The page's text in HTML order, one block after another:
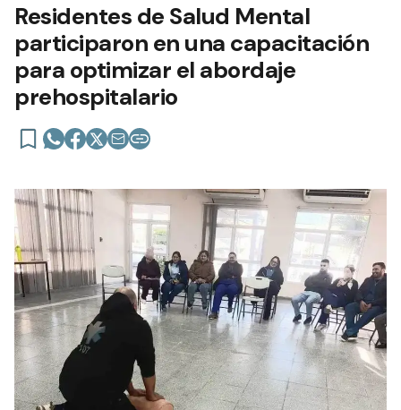
Residentes de Salud Mental
participaron en una capacitación
para optimizar el abordaje
prehospitalario